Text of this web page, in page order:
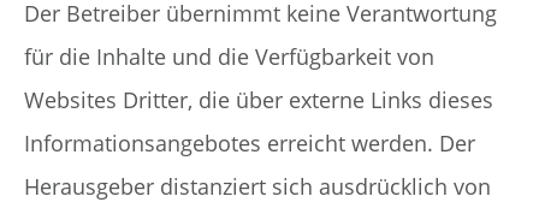
Der Betreiber übernimmt keine Verantwortung
für die Inhalte und die Verfügbarkeit von
Websites Dritter, die über externe Links dieses
Informationsangebotes erreicht werden. Der
Herausgeber distanziert sich ausdrücklich von